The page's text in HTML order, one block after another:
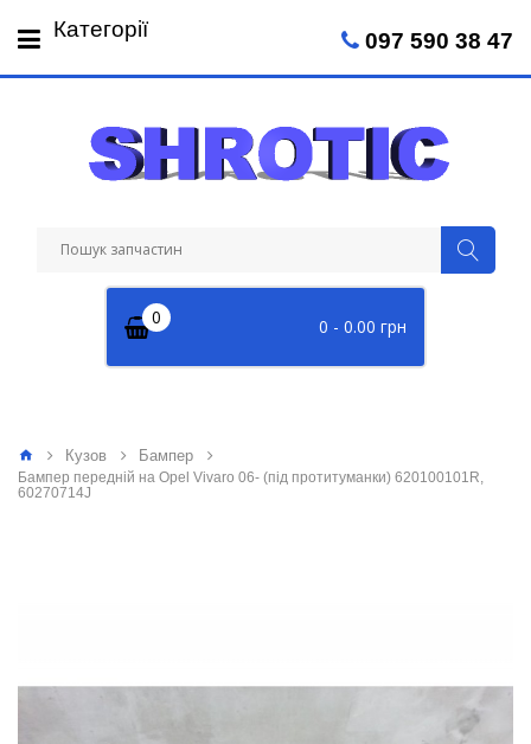
Сб: 09:00 - 14:00
0 - 0.00 грн
0
097 590 38 47
Категорії
Кузов Бампер
Бампер передній на Opel Vivaro 06- (під протитуманки) 620100101R,
60270714J